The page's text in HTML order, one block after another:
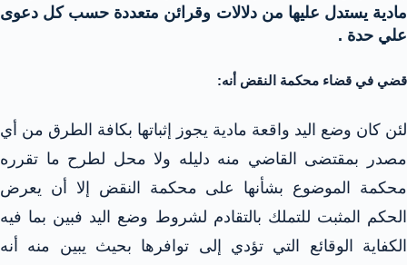
مادية يستدل عليها من دلالات وقرائن متعددة حسب كل دعوى
علي حدة .
قضي في قضاء محكمة النقض أنه:
لئن كان وضع اليد واقعة مادية يجوز إثباتها بكافة الطرق من أي
مصدر بمقتضى القاضي منه دليله ولا محل لطرح ما تقرره
محكمة الموضوع بشأنها على محكمة النقض إلا أن يعرض
الحكم المثبت للتملك بالتقادم لشروط وضع اليد فبين بما فيه
الكفاية الوقائع التي تؤدي إلى توافرها بحيث يبين منه أنه